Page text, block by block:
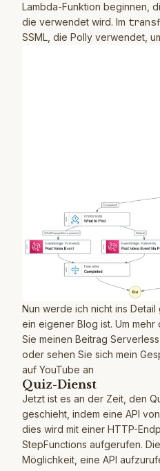
Lambda-Funktion beginnen,
die verwendet wird. Im
SSML, die Polly verwendet,
Nun werde ich nicht ins
ein eigener Blog ist. Um
Sie meinen Beitrag
oder sehen Sie sich mein
auf YouTube an
Quiz-Dienst
Jetzt ist es an der Zeit, den
geschieht, indem eine API
dies wird mit einer HTTP-
StepFunctions aufgerufen.
Möglichkeit, eine API